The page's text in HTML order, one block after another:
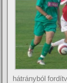
hátrányból